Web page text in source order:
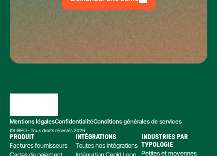
Mentions légalesConfidentialitéConditions générales de services
©LIBEO - Tous droits réservés 2026
PRODUIT
Factures fournisseurs
INTÉGRATIONS
Toutes nos intégrations
INDUSTRIES PAR
TYPOLOGIE
Petites et moyennes